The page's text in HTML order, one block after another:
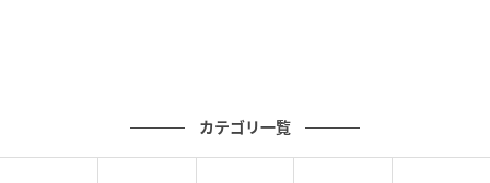
の連絡通路で、「ナノチューブ」と呼ばれるもので
カテゴリ一覧